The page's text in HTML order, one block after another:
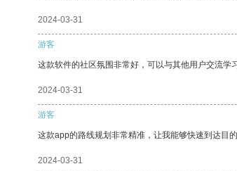
2024-03-31
游客
这款软件的社区氛围非常好，可以与其他用户交流学
2024-03-31
游客
这款app的路线规划非常精准，让我能够快速到达目的
2024-03-31